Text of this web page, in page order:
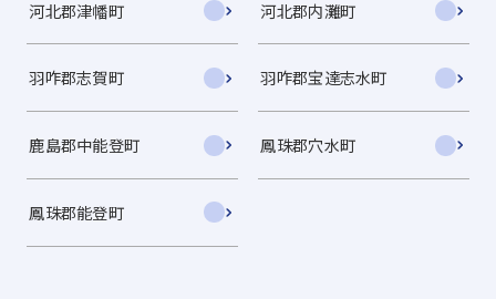
河北郡津幡町 河北郡内灘町
羽咋郡志賀町 羽咋郡宝達志水町
鹿島郡中能登町 鳳珠郡穴水町
鳳珠郡能登町